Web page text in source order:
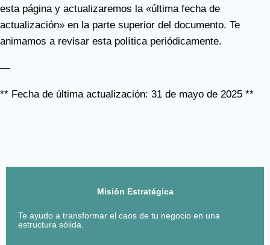
esta página y actualizaremos la «última fecha de
actualización» en la parte superior del documento. Te
animamos a revisar esta política periódicamente.
—
** Fecha de última actualización: 31 de mayo de 2025 **
Misión Estratégica
Te ayudo a transformar el caos de tu negocio en una
estructura sólida.